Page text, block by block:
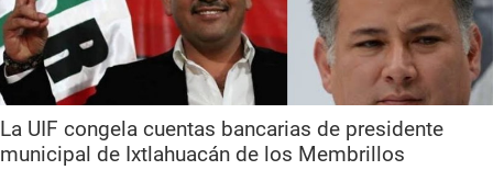
La UIF congela cuentas bancarias de presidente
municipal de Ixtlahuacán de los Membrillos